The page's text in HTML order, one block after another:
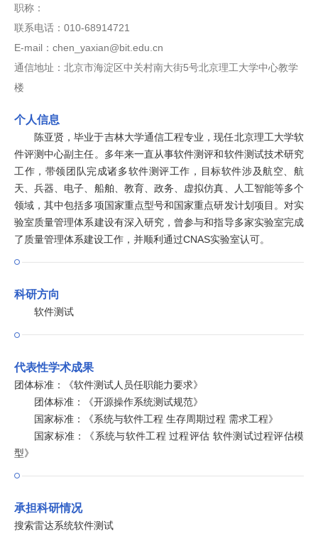
职称：
联系电话：010-68914721
E-mail：chen_yaxian@bit.edu.cn
通信地址：北京市海淀区中关村南大街5号北京理工大学中心教学
楼
个人信息
陈亚贤，毕业于吉林大学通信工程专业，现任北京理工大学软
件评测中心副主任。多年来一直从事软件测评和软件测试技术研究
工作，带领团队完成诸多软件测评工作，目标软件涉及航空、航
天、兵器、电子、船舶、教育、政务、虚拟仿真、人工智能等多个
领域，其中包括多项国家重点型号和国家重点研发计划项目。对实
验室质量管理体系建设有深入研究，曾参与和指导多家实验室完成
了质量管理体系建设工作，并顺利通过CNAS实验室认可。
科研方向
软件测试
代表性学术成果
团体标准：《软件测试人员任职能力要求》
团体标准：《开源操作系统测试规范》
国家标准：《系统与软件工程 生存周期过程 需求工程》
国家标准：《系统与软件工程 过程评估 软件测试过程评估模
型》
承担科研情况
搜索雷达系统软件测试